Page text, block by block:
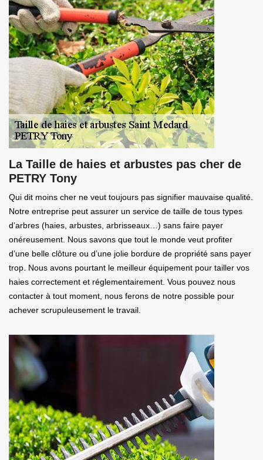
La Taille de haies et arbustes pas cher de
PETRY Tony
Qui dit moins cher ne veut toujours pas signifier mauvaise qualité.
Notre entreprise peut assurer un service de taille de tous types
d’arbres (haies, arbustes, arbrisseaux…) sans faire payer
onéreusement. Nous savons que tout le monde veut profiter
d’une belle clôture ou d’une jolie bordure de propriété sans payer
trop. Nous avons pourtant le meilleur équipement pour tailler vos
haies correctement et réglementairement. Vous pouvez nous
contacter à tout moment, nous ferons de notre possible pour
achever scrupuleusement le travail.